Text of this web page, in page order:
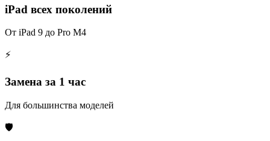
iPad всех поколений
От iPad 9 до Pro M4
⚡
Замена за 1 час
Для большинства моделей
🛡️